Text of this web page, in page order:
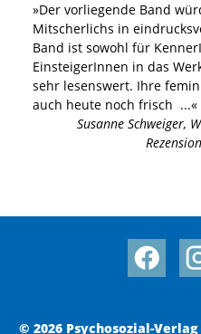
»Der vorliegende Band
Mitscherlichs in
Band ist sowohl für
EinsteigerInnen in das
sehr lesenswert. Ihre
auch heute noch frisch ...«
Susanne Schweiger,
© 2026 Psychosozial-Verlag